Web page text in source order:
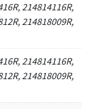
214814116R,
214818009R,
214814116R,
214818009R,